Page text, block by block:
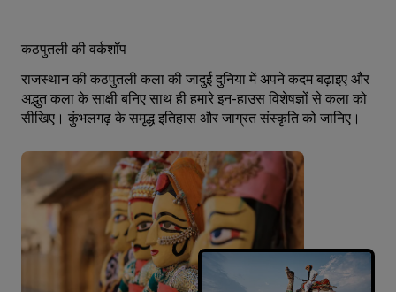
कठपुतली की वर्कशॉप
राजस्थान की कठपुतली कला की जादुई दुनिया में अपने कदम बढ़ाइए और
अद्भुत कला के साक्षी बनिए साथ ही हमारे इन-हाउस विशेषज्ञों से कला को
सीखिए। कुंभलगढ़ के समृद्ध इतिहास और जाग्रत संस्कृति को जानिए।